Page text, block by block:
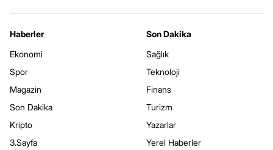
Haberler
Ekonomi
Spor
Magazin
Son Dakika
Kripto
3.Sayfa
Son Dakika
Sağlık
Teknoloji
Finans
Turizm
Yazarlar
Yerel Haberler